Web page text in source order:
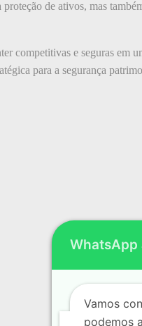
de ativos, mas
competitivas e seguras em
para a segurança
WhatsApp
Vamos
podemos